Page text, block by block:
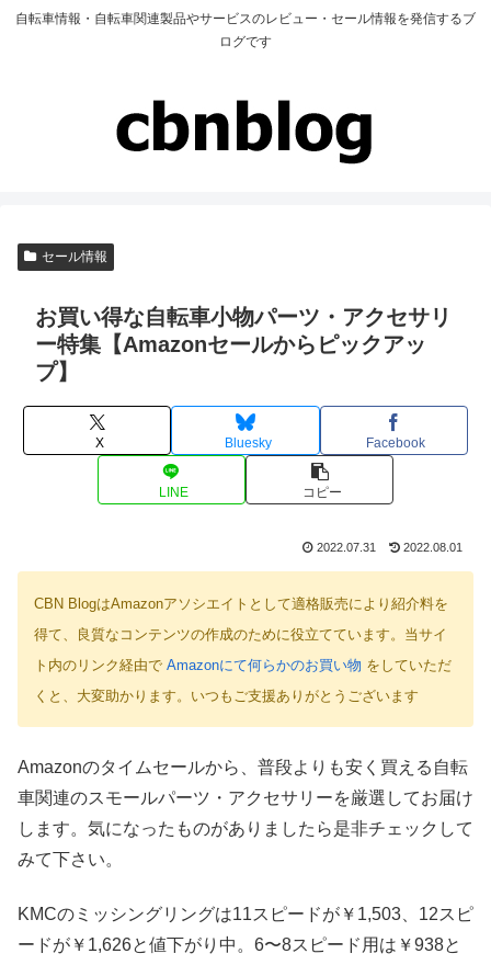
自転車情報・自転車関連製品やサービスのレビュー・セール情報を発信するブ
ログです
セール情報
お買い得な自転車小物パーツ・アクセサリ
ー特集【Amazonセールからピックアッ
プ】
X Bluesky Facebook
LINE コピー
2022.07.31 2022.08.01
CBN BlogはAmazonアソシエイトとして適格販売により紹介料を
得て、良質なコンテンツの作成のために役立てています。当サイ
ト内のリンク経由で Amazonにて何らかのお買い物 をしていただ
くと、大変助かります。いつもご支援ありがとうございます
Amazonのタイムセールから、普段よりも安く買える自転
車関連のスモールパーツ・アクセサリーを厳選してお届け
します。気になったものがありましたら是非チェックして
みて下さい。
KMCのミッシングリングは11スピードが￥1,503、12スピ
ードが￥1,626と値下がり中。6〜8スピード用は￥938と